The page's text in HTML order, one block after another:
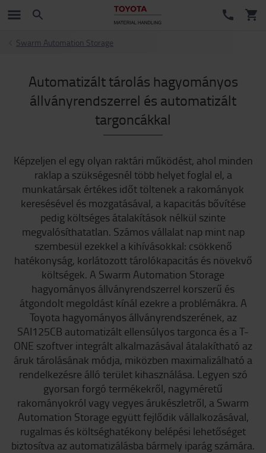
Swarm Automation Storage
Automatizált tárolás hagyományos
állványrendszerrel és automatizált
targoncákkal
Képzeljen el egy olyan raktári működést, ahol minden
raklap a szükségesnél több helyet foglal el, a
munkatársak értékes időt töltenek a rakományok
keresésével és mozgatásával, a kapacitás bővítése
pedig költséges átalakítások nélkül szinte
megvalósíthatatlan. Számos vállalat nap mint nap
szembesül ezekkel a kihívásokkal: csökkenő
hatékonyság, korlátozott tárolókapacitás és növekvő
költségek. A Swarm Automation Storage
hagyományos állványrendszerrel korszerű és
átgondolt megoldást kínál ezekre a problémákra. A
Toyota hagyományos állványrendszerének, az
SAI125CB automatizált ellensúlyos targonca és a T-
ONE szoftver integrált alkalmazásával átalakítható az
áruk tárolásának módja, miközben maximalizálható a
rendelkezésre álló terület kihasználása. Legyen szó
gyorsan forgó termékekről, nagyméretű
rakományokról vagy vegyes árukészletről, a Swarm
Automation Storage együtt fejlődik vállalkozásával,
rugalmas és költséghatékony belépési lehetőséget
biztosítva az automatizálásba bármely iparág számára.